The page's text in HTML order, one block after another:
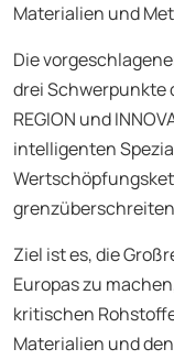
Materialien und
Die
drei Schwerpunkte
REGION und
intelligenten
Ziel ist es, die
Europas zu
kritischen
Materialien und